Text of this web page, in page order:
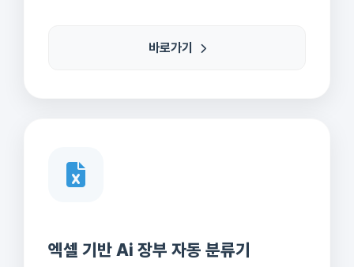
바로가기
엑셀 기반 Ai 장부 자동 분류기